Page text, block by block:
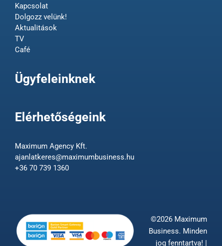
Kapcsolat
Dolgozz velünk!
Aktualitások
TV
Café
Ügyfeleinknek
Elérhetőségeink
Maximum Agency Kft.
ajanlatkeres@maximumbusiness.hu
+36 70 739 1360
©2026 Maximum
Business. Minden
jog fenntartva! |